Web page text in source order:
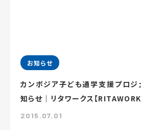
お知らせ
カンボジア子ども通学支援プロジ
知らせ｜リタワークス【
2015.07.01